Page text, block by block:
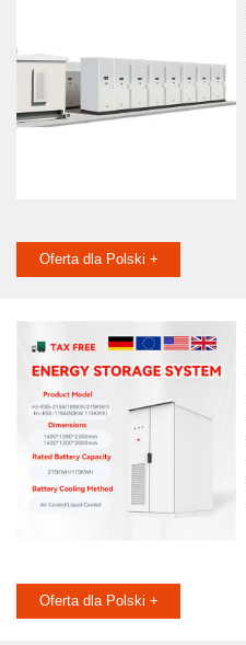
Oferta dla Polski +
Oferta dla Polski +